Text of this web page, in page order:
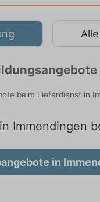
beim Lieferdienst in
Immendingen
in